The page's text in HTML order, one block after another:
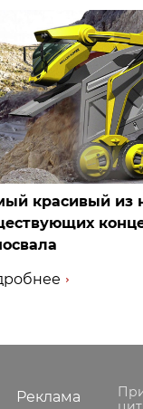
красивый из
Реклама